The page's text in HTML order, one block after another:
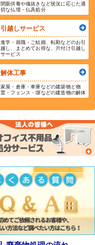
閉眼供養や魂抜きなど状況に応じた適
切な仏壇・仏具処分
引越しサービス
進学・就職・ご結婚、転勤などのお引
越し、まとめてお得な、片付け引越し
サービス
解体工事
家屋・倉庫・車庫などの建築物と物
置・フェンス・塀などの建造物の解体